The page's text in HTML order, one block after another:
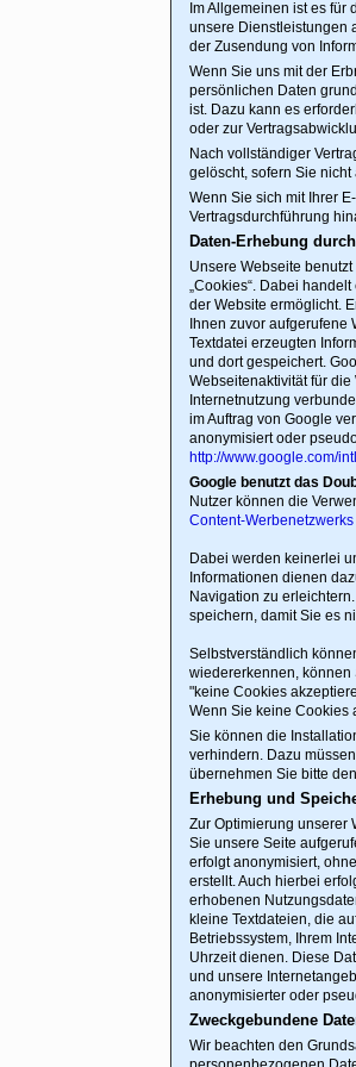
Im Allgemeinen ist es
unsere Dienstleistungen
der Zusendung von
Wenn Sie uns mit der
persönlichen Daten
ist. Dazu kann es
oder zur
Nach vollständiger
gelöscht, sofern Sie
Wenn Sie sich mit Ihrer
Vertragsdurchführung
Daten-Erhebung
Unsere Webseite
„Cookies“. Dabei
der Website ermöglicht.
Ihnen zuvor
Textdatei erzeugten
und dort gespeichert.
Webseitenaktivität für
Internetnutzung
im Auftrag von Google
anonymisiert oder
http://www.google.com/
Google benutzt das
Nutzer können die
Content-
Dabei werden keinerlei
Informationen dienen
Navigation zu
speichern, damit Sie es
Selbstverständlich
wiedererkennen, können
"keine Cookies
Wenn Sie keine Cookies
Sie können die
verhindern. Dazu
übernehmen Sie bitte
Erhebung und
Zur Optimierung unserer
Sie unsere Seite
erfolgt anonymisiert,
erstellt. Auch hierbei
erhobenen
kleine Textdateien, die
Betriebssystem, Ihrem
Uhrzeit dienen. Diese
und unsere
anonymisierter oder
Zweckgebundene
Wir beachten den